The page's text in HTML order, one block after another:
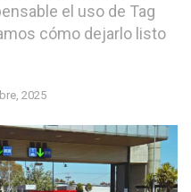
el uso de Tag
cómo dejarlo listo
2025